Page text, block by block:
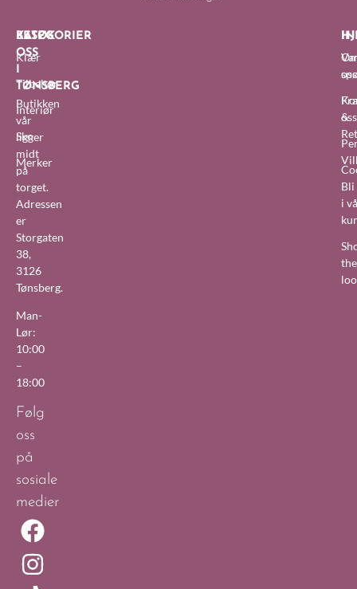
BESØK
OSS
TØNSBERG
Butikken
vår
ligger
midt
på
torget.
Adressen
er
Storgaten
38,
3126
Tønsberg.
Man-
Lør:
10:00
–
18:00
Følg
oss
på
sosiale
medier
KATEGORIER
Klær
Tilbehør
Interiør
Sko
Merker
oss
&
Bli
i
the
oss